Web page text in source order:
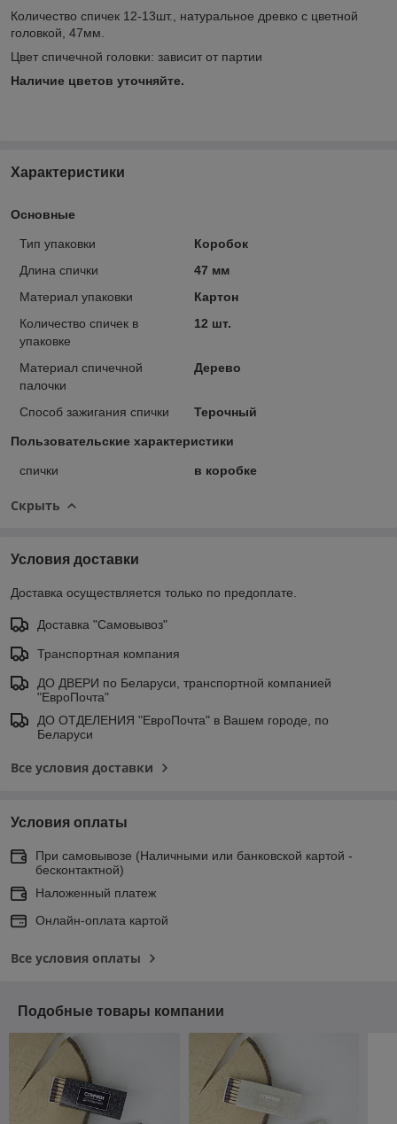
Количество спичек 12-13шт., натуральное древко с цветной
головкой, 47мм.
Цвет спичечной головки: зависит от партии
Наличие цветов уточняйте.
Характеристики
Основные
Тип упаковки
Коробок
Длина спички
47 мм
Материал упаковки
Картон
Количество спичек в
упаковке
12 шт.
Материал спичечной
палочки
Дерево
Способ зажигания спички Терочный
Пользовательские характеристики
спички в коробке
Скрыть
Условия доставки
Доставка осуществляется только по предоплате.
Доставка "Самовывоз"
Транспортная компания
ДО ДВЕРИ по Беларуси, транспортной компанией
"ЕвроПочта"
ДО ОТДЕЛЕНИЯ "ЕвроПочта" в Вашем городе, по
Беларуси
Все условия доставки
Условия оплаты
При самовывозе (Наличными или банковской картой -
бесконтактной)
Наложенный платеж
Онлайн-оплата картой
Все условия оплаты
Подобные товары компании